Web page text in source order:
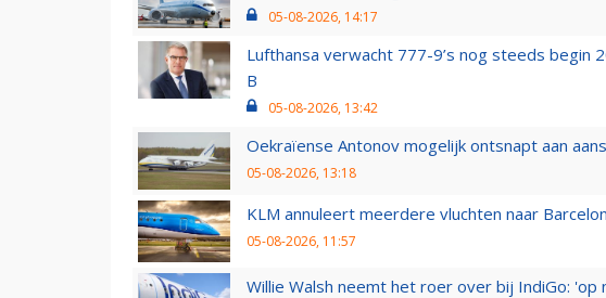
05-08-2026, 14:17
Lufthansa verwacht 777-9’s nog steeds begin
B
05-08-2026, 13:42
Oekraïense Antonov mogelijk ontsnapt aan
05-08-2026, 13:18
KLM annuleert meerdere vluchten naar
05-08-2026, 11:57
Willie Walsh neemt het roer over bij IndiGo: 'op